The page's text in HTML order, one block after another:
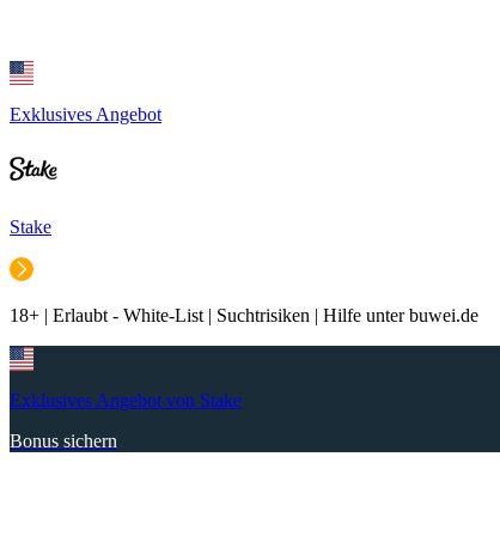
Exklusives Angebot
Stake
18+ | Erlaubt - White-List | Suchtrisiken | Hilfe unter buwei.de
Exklusives Angebot von Stake
Bonus sichern